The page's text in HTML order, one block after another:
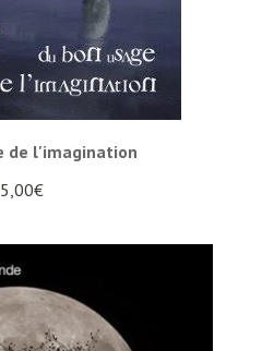
de l'imagination
€